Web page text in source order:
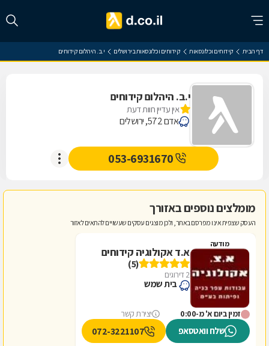
דף הבית קידוחים וכלונסאות קידוחים וכלונסאות בירושלים י.ב. היהלום קידוחים
י.ב. היהלום קידוחים
אין עדיין חוות דעת
אדם 572, ירושלים
053-6931670
מומלצים נוספים באזורך
העסק שצפית אינו מפרסם באתר, ולכן מוצגים עסקים שעשויים להתאים לאזור
מודעה
א.ד אקולוגיה קידוחים
(5)
2 דירוגים
בית שמש
זמין ביום א' מ-0:00 יצירת קשר
שלח וואטסאפ 072-3221107